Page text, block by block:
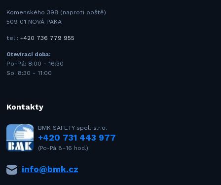
Komenského 398 (naproti poště)
509 01 NOVÁ PAKA
tel.:+420 736 779 955
Otevírací doba:
Po-Pá: 8:00 - 16:30
So: 8:30 - 11:00
Kontakty
BMK SAFETY spol. s.r.o.
+420 731 443 977
(Po-Pá 8–16 hod.)
info@bmk.cz